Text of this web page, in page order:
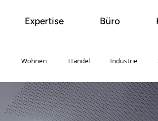
Expertise Büro
Wohnen Handel Industrie